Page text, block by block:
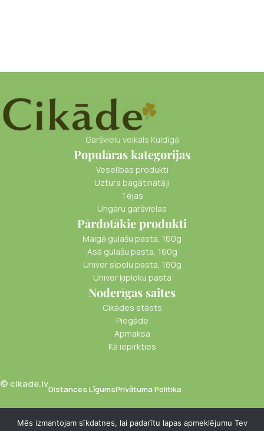
Garšvielu veikals Kuldīgā
Populāras kategorijas
Veselības produkti
Uztura bagātinātāji
Tējas
Ungāru garšvielas
Pārdotākie produkti
Maigā gulašu pasta, 160g
Asā gulašu pasta, 160g
Univer sīpolu pasta, 160g
Univer ķiploku pasta
Noderīgas saites
Cikādes stāsts
Piegāde
Apmaksa
Kā iepirkties
© cikade.lvDistances LīgumsPrivātuma Politika
Mēs izmantojam sīkdatnes, lai padarītu lapas apmeklējumu Tev